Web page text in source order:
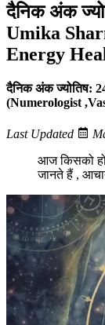
दैनिक अंक
Umika
Energy
दैनिक अंक ज्योतिष:
(Numerologist
Last Updated
आज किसको
जानते हैं ,